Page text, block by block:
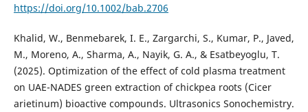
https://doi.org/10.1002/bab.2706
Khalid, W., Benmebarek, I. E., Zargarchi, S., Kumar, P., Javed,
M., Moreno, A., Sharma, A., Nayik, G. A., & Esatbeyoglu, T.
(2025). Optimization of the effect of cold plasma treatment
on UAE-NADES green extraction of chickpea roots (Cicer
arietinum) bioactive compounds. Ultrasonics Sonochemistry.